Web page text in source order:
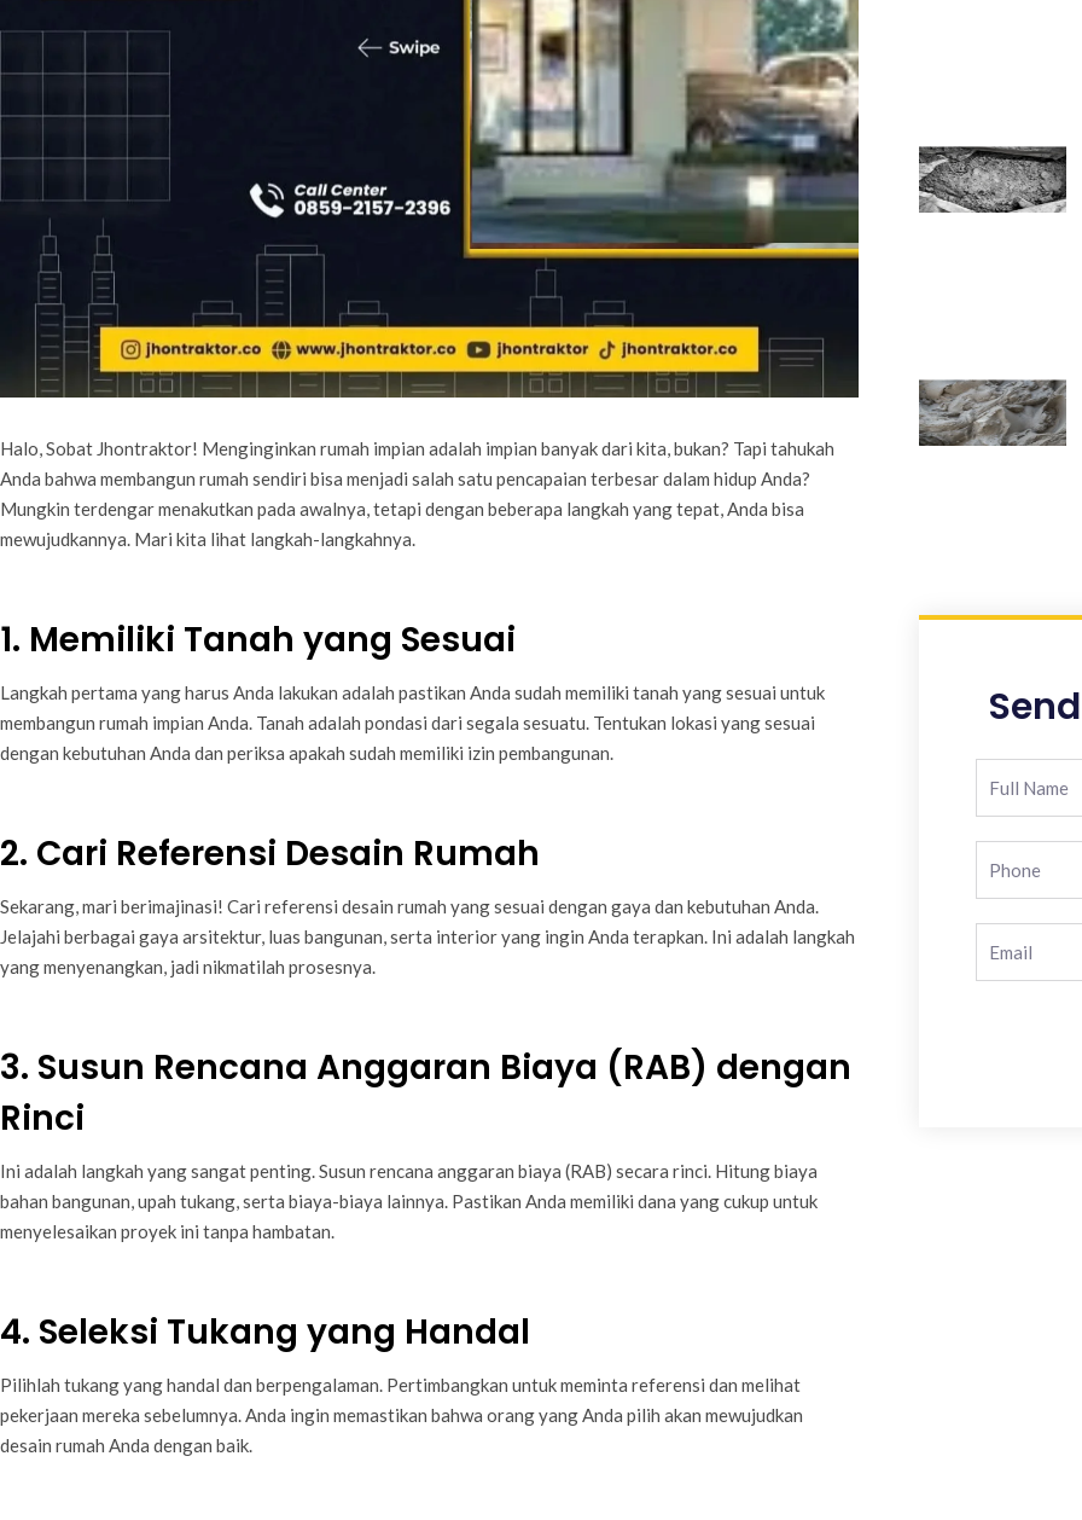
Halo, Sobat Jhontraktor! Menginginkan rumah impian adalah impian banyak dari kita, bukan? Tapi tahukah
Anda bahwa membangun rumah sendiri bisa menjadi salah satu pencapaian terbesar dalam hidup Anda?
Mungkin terdengar menakutkan pada awalnya, tetapi dengan beberapa langkah yang tepat, Anda bisa
mewujudkannya. Mari kita lihat langkah-langkahnya.
1. Memiliki Tanah yang Sesuai
Langkah pertama yang harus Anda lakukan adalah pastikan Anda sudah memiliki tanah yang sesuai untuk
membangun rumah impian Anda. Tanah adalah pondasi dari segala sesuatu. Tentukan lokasi yang sesuai
dengan kebutuhan Anda dan periksa apakah sudah memiliki izin pembangunan.
2. Cari Referensi Desain Rumah
Sekarang, mari berimajinasi! Cari referensi desain rumah yang sesuai dengan gaya dan kebutuhan Anda.
Jelajahi berbagai gaya arsitektur, luas bangunan, serta interior yang ingin Anda terapkan. Ini adalah langkah
yang menyenangkan, jadi nikmatilah prosesnya.
3. Susun Rencana Anggaran Biaya (RAB) dengan
Rinci
Ini adalah langkah yang sangat penting. Susun rencana anggaran biaya (RAB) secara rinci. Hitung biaya
bahan bangunan, upah tukang, serta biaya-biaya lainnya. Pastikan Anda memiliki dana yang cukup untuk
menyelesaikan proyek ini tanpa hambatan.
4. Seleksi Tukang yang Handal
Pilihlah tukang yang handal dan berpengalaman. Pertimbangkan untuk meminta referensi dan melihat
pekerjaan mereka sebelumnya. Anda ingin memastikan bahwa orang yang Anda pilih akan mewujudkan
desain rumah Anda dengan baik.